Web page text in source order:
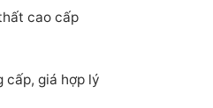
cao cấp
cấp, giá hợp lý